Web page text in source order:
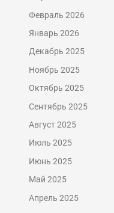
Февраль 2026
Январь 2026
Декабрь 2025
Ноябрь 2025
Октябрь 2025
Сентябрь 2025
Август 2025
Июль 2025
Июнь 2025
Май 2025
Апрель 2025